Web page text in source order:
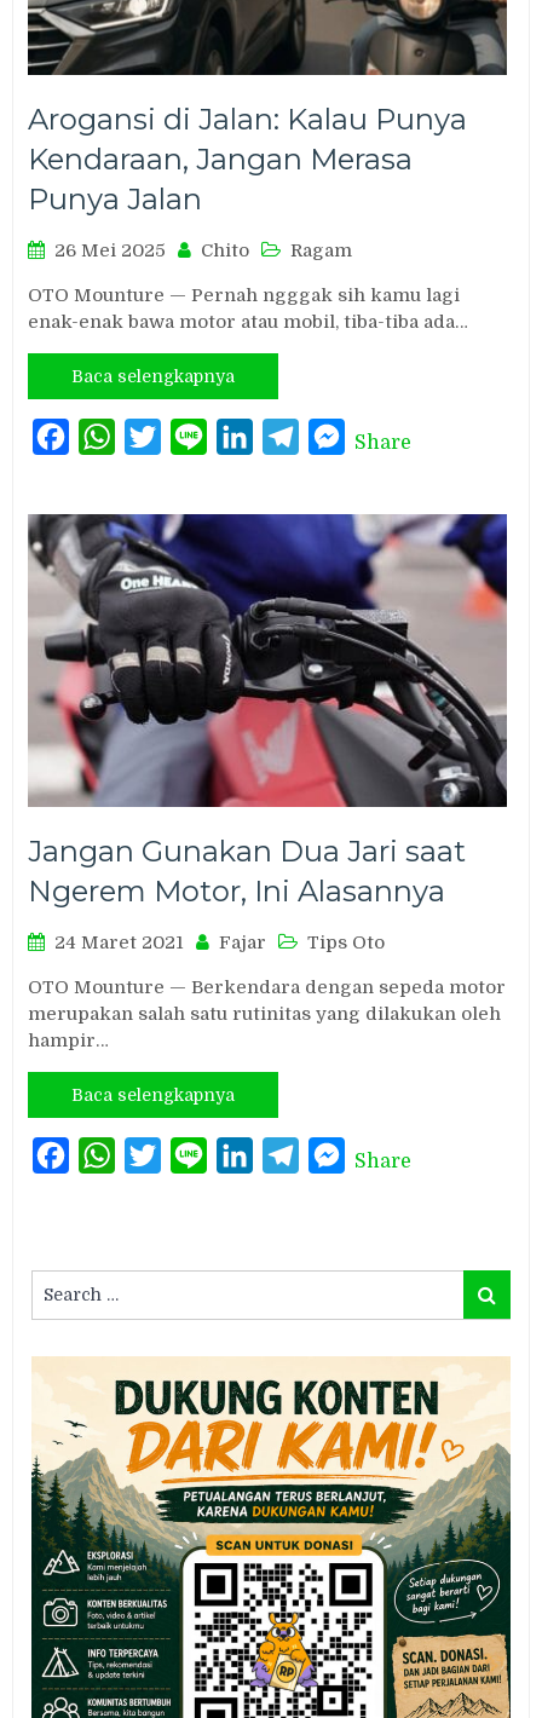
Arogansi di Jalan: Kalau Punya
Kendaraan, Jangan Merasa
Punya Jalan
26 Mei 2025 Chito Ragam
OTO Mounture — Pernah ngggak sih kamu lagi
enak-enak bawa motor atau mobil, tiba-tiba ada…
Baca selengkapnya
FacebookWhatsAppTwitterLine LinkedInTelegramMessenger
Share
Jangan Gunakan Dua Jari saat
Ngerem Motor, Ini Alasannya
24 Maret 2021 Fajar Tips Oto
OTO Mounture — Berkendara dengan sepeda motor
merupakan salah satu rutinitas yang dilakukan oleh
hampir…
Baca selengkapnya
FacebookWhatsAppTwitterLine LinkedInTelegramMessenger
Share
for:
Search